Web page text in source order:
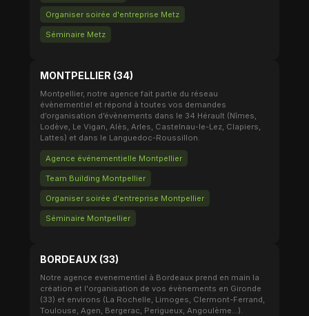
Organiser soirée d'entreprise Metz
Séminaire Metz
MONTPELLIER (34)
Montpellier, notre agence fait partie du réseau
évènementiel et répond à toutes vos demandes
d’organisation d’évènements dans le 34 Hérault (Nîmes,
Lodève, Le Vigan, Alès, Arles, Castelnau-le-Lez, Clapiers,
Lattes) et dans le Languedoc-Roussillon.
Agence événementielle Montpellier
Team Building Montpellier
Organiser soirée d'entreprise Montpellier
Séminaire Montpellier
BORDEAUX (33)
Notre agence evenementiel à Bordeaux prend en main la
création et l'organisation de vos évènements en Gironde
(33) et environs (La Rochelle, Limoges, Clermont-Ferrand,
Toulouse, Agen, Bergerac, Perigueux, Angoulème...).